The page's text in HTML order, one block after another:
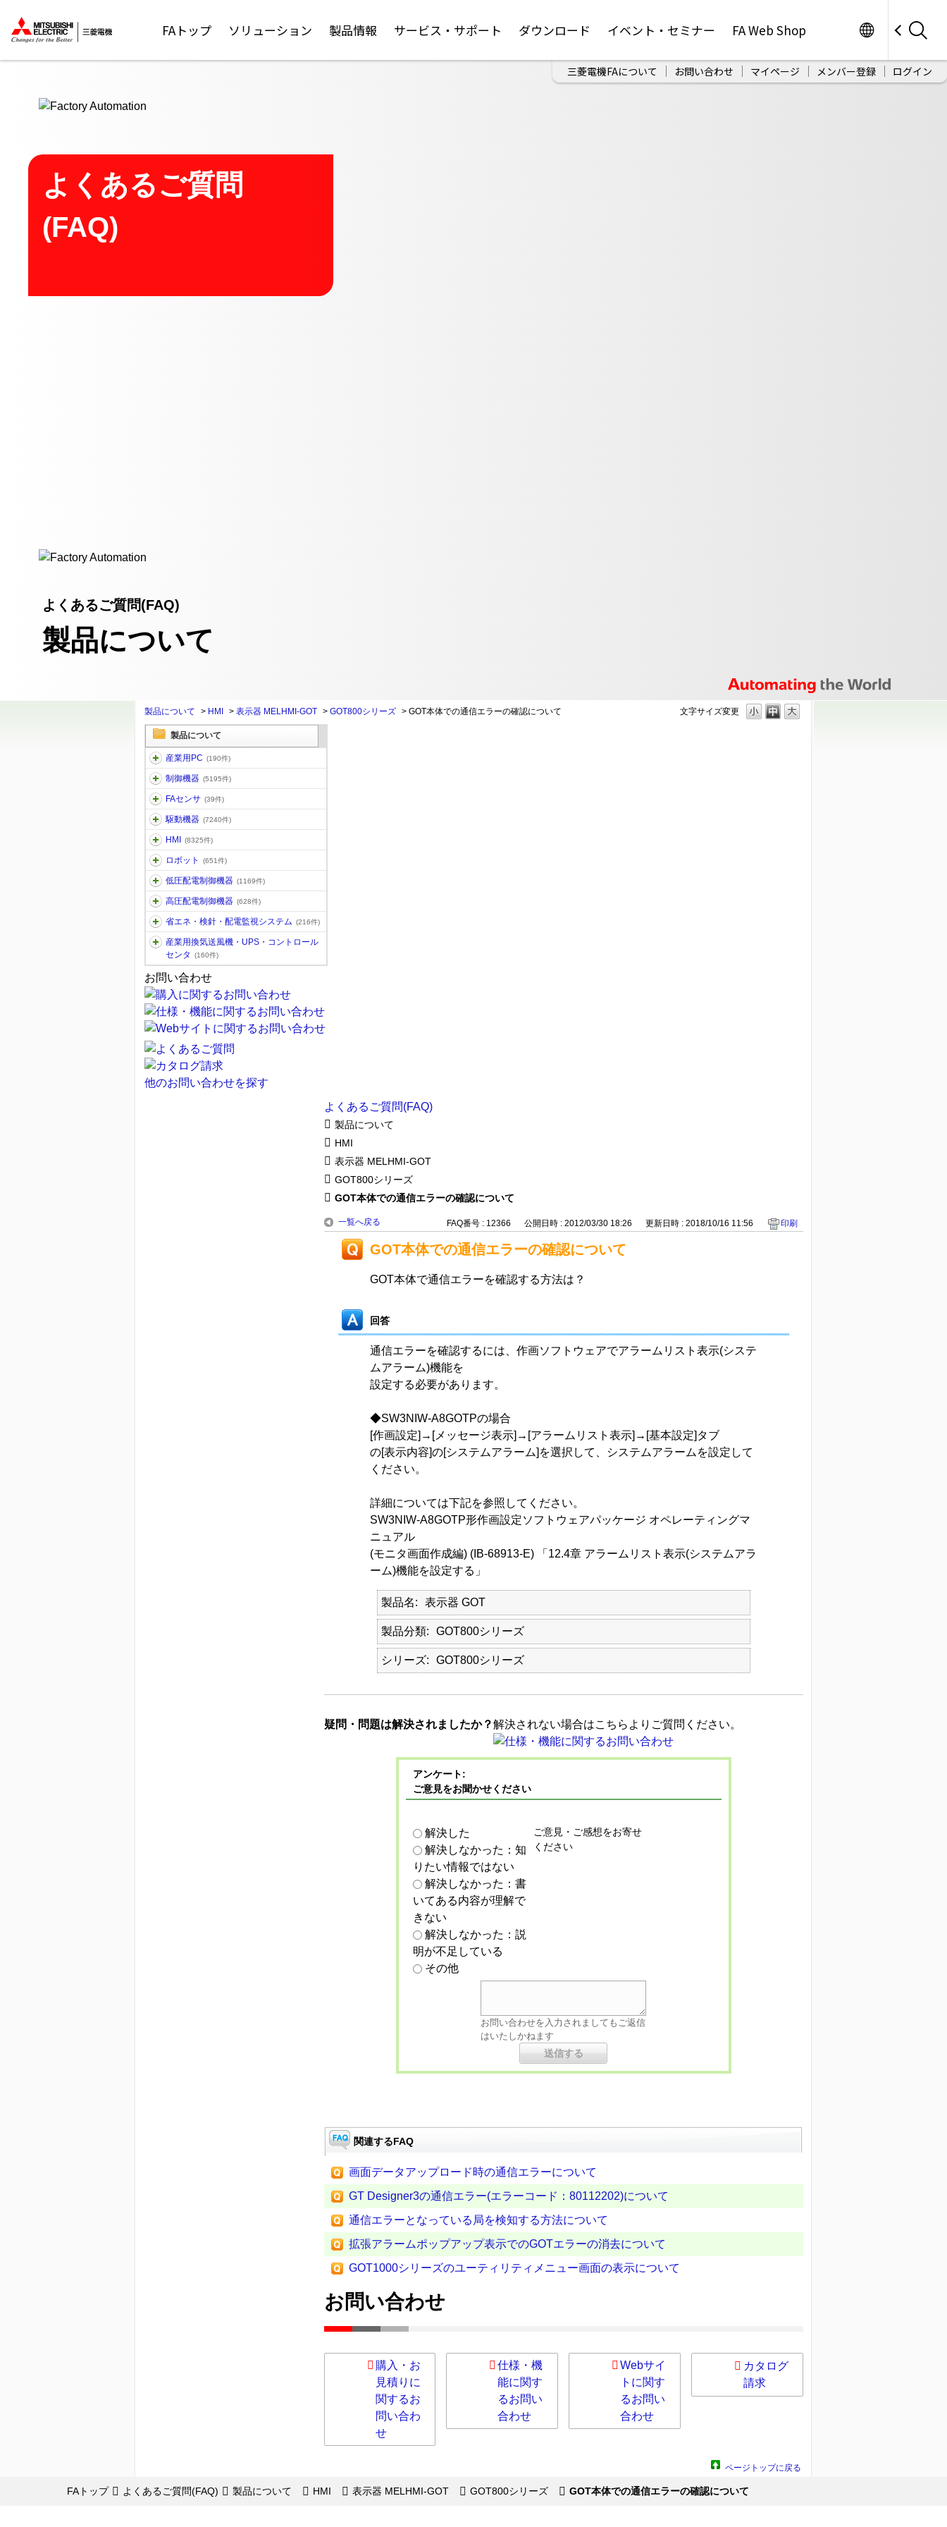
FAトップ ソリューション 製品情報 サービス・サポート ダウンロード イベント・セミナー FA Web Shop
三菱電機FAについて お問い合わせ マイページ メンバー登録 ログイン
よくあるご質問
(FAQ)
よくあるご質問(FAQ)
製品について
文字サイズ変更
製品について > HMI > 表示器 MELHMI-GOT > GOT800シリーズ > GOT本体での通信エラーの確認について
製品について
産業用PC (190件)
制御機器 (5195件)
FAセンサ (39件)
駆動機器 (7240件)
HMI (8325件)
ロボット (651件)
低圧配電制御機器 (1169件)
高圧配電制御機器 (628件)
省エネ・検針・配電監視システム (216件)
産業用換気送風機・UPS・コントロール
センタ
(160件)
お問い合わせ
他のお問い合わせを探す
よくあるご質問(FAQ)
製品について
HMI
表示器 MELHMI-GOT
GOT800シリーズ
GOT本体での通信エラーの確認について
一覧へ戻る FAQ番号 : 12366 公開日時 : 2012/03/30 18:26 更新日時 : 2018/10/16 11:56 印刷
GOT本体での通信エラーの確認について
GOT本体で通信エラーを確認する方法は？
回答
通信エラーを確認するには、作画ソフトウェアでアラームリスト表示(システ
ムアラーム)機能を
設定する必要があります。
◆SW3NIW-A8GOTPの場合
[作画設定]→[メッセージ表示]→[アラームリスト表示]→[基本設定]タブ
の[表示内容]の[システムアラーム]を選択して、システムアラームを設定して
ください。
詳細については下記を参照してください。
SW3NIW-A8GOTP形作画設定ソフトウェアパッケージ オペレーティングマ
ニュアル
(モニタ画面作成編) (IB-68913-E) 「12.4章 アラームリスト表示(システムアラ
ーム)機能を設定する」
製品名 表示器 GOT
製品分類 GOT800シリーズ
シリーズ GOT800シリーズ
疑問・問題は解決されましたか？解決されない場合はこちらよりご質問ください。
アンケート:
ご意見をお聞かせください
解決した
解決しなかった：知
りたい情報ではない
解決しなかった：書
いてある内容が理解で
きない
解決しなかった：説
明が不足している
その他
ご意見・ご感想をお寄せ
ください
お問い合わせを入力されましてもご返信
はいたしかねます
関連するFAQ
画面データアップロード時の通信エラーについて
GT Designer3の通信エラー(エラーコード：80112202)について
通信エラーとなっている局を検知する方法について
拡張アラームポップアップ表示でのGOTエラーの消去について
GOT1000シリーズのユーティリティメニュー画面の表示について
お問い合わせ
購入・お
見積りに
関するお
問い合わ
せ
仕様・機
能に関す
るお問い
合わせ
Webサイ
トに関す
るお問い
合わせ
カタログ
請求
ページトップに戻る
FAトップ よくあるご質問(FAQ) 製品について HMI 表示器 MELHMI-GOT GOT800シリーズ GOT本体での通信エラーの確認について